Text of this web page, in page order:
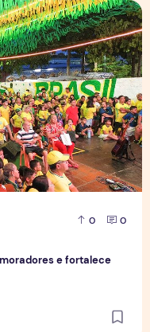
0 0
e fortalece
moradores e